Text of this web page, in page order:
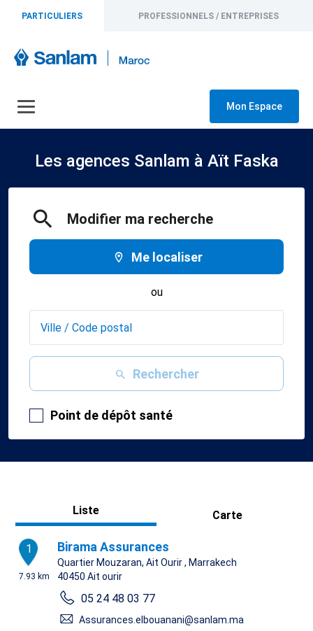
PARTICULIERS PROFESSIONNELS / ENTREPRISES
Mon Espace
Les agences Sanlam à Aït Faska
Modifier ma recherche
Me localiser
ou
Rechercher
Point de dépôt santé
Liste Carte
1
7.93 km
Birama Assurances
Quartier Mouzaran, Ait Ourir , Marrakech
40450 Ait ourir
05 24 48 03 77
Assurances.elbouanani@sanlam.ma